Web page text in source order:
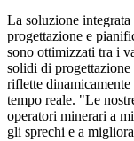
La soluzione
progettazione e
sono ottimizzati tra i
solidi di
riflette
tempo reale. "Le
operatori minerari a
gli sprechi e a